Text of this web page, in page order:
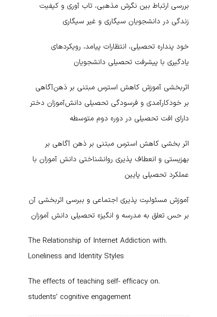
بررسی ارتباط بین نگرش مذهبی، تاب آوری و کیفیت
زندگی در دانشجویان سیگاری و غیر سیگاری
خود پنداره تحصیلی، انتظارات پیامد، رویکردهای
یادگیری با پیشرفت تحصیلی دانشجویان
اثربخشی آموزش کاهش استرس مبتنی بر ذهن‌آگاهی
بر خودکارآمدی و فرسودگی تحصیلی دانش‌آموزان دختر
دارای افت تحصیلی در دوره دوم متوسطه
اثر بخشی کاهش استرس مبتنی بر ذهن آگاهی بر
بهزیستی و انعطاف پذیری روانشناختی دانش آموزان با
عملکرد تحصیلی پایین
آموزش مسئولیت پذیری اجتماعی و ببرسی اثربخشی آن
بر حس تعلق به مدرسه و انگیزه تحصیلی دانش آموزان
.The Relationship of Internet Addiction with
Loneliness and Identity Styles
.The effects of teaching self- efficacy on
students’ cognitive engagement